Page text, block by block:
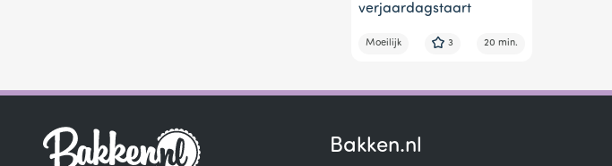
verjaardagstaart
Moeilijk 3 20 min.
Bakken.nl